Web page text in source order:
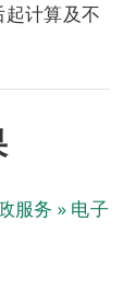
计算及不
服务 » 电子